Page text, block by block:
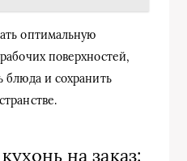
оптимальную
поверхностей,
блюда и сохранить
на заказ: